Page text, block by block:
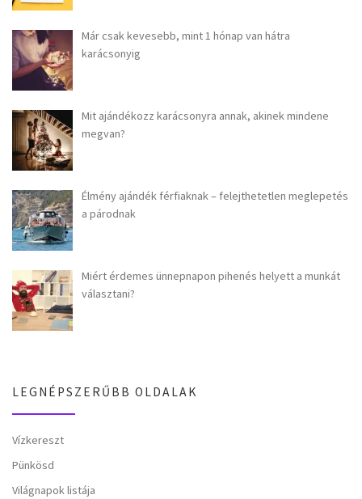
Már csak kevesebb, mint 1 hónap van hátra
karácsonyig
Mit ajándékozz karácsonyra annak, akinek mindene
megvan?
Élmény ajándék férfiaknak – felejthetetlen meglepetés
a párodnak
Miért érdemes ünnepnapon pihenés helyett a munkát
választani?
LEGNÉPSZERŰBB OLDALAK
Vízkereszt
Pünkösd
Világnapok listája